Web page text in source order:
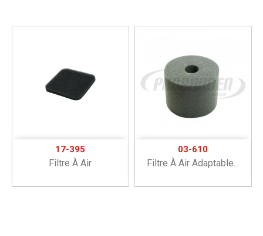
17-395
Filtre À Air
03-610
Filtre À Air Adaptable...